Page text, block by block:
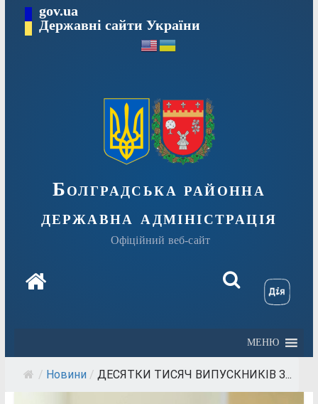
Перейтиgov.ua
Державні сайти України
Болградська районна
державна адміністрація
Офіційний веб-сайт
МЕНЮ
/ Новини / ДЕСЯТКИ ТИСЯЧ ВИПУСКНИКІВ З...